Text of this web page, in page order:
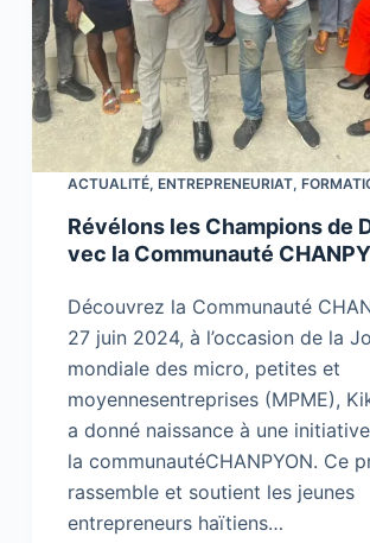
ACTUALITÉ, ENTREPRENEURIAT,
Révélons les Champions de
vec la Communauté
Découvrez la Communauté
27 juin 2024, à l’occasion de la
mondiale des micro, petites et
moyennesentreprises (MPME),
a donné naissance à une
la communautéCHANPYON. Ce
rassemble et soutient les jeunes
entrepreneurs haïtiens…